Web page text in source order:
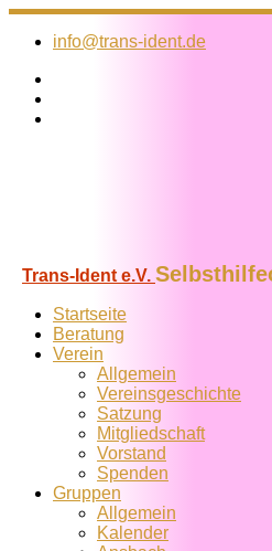
Zum
Inhalt
info@trans-ident.de
Trans-Ident e.V.
Startseite
Beratung
Verein
Allgemein
Vereins­geschichte
Satzung
Mitglied­schaft
Vorstand
Spenden
Gruppen
Allgemein
Kalender